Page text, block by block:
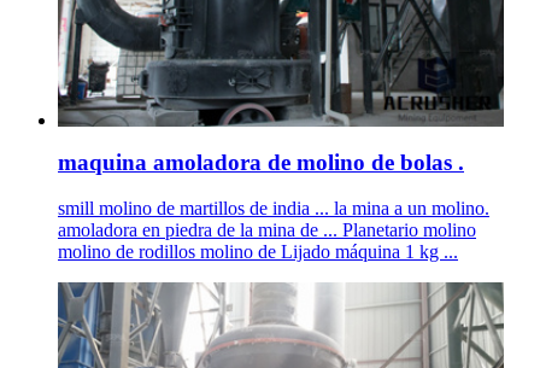
maquina amoladora de molino de bolas .
smill molino de martillos de india ... la mina a un molino.
amoladora en piedra de la mina de ... Planetario molino
molino de rodillos molino de Lijado máquina 1 kg ...